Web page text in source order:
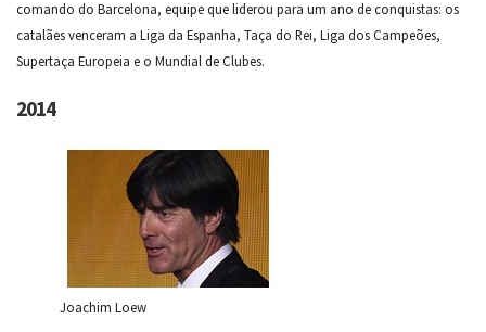
comando do Barcelona, equipe que liderou para um ano de conquistas: os
catalães venceram a Liga da Espanha, Taça do Rei, Liga dos Campeões,
Supertaça Europeia e o Mundial de Clubes.
2014
Joachim Loew